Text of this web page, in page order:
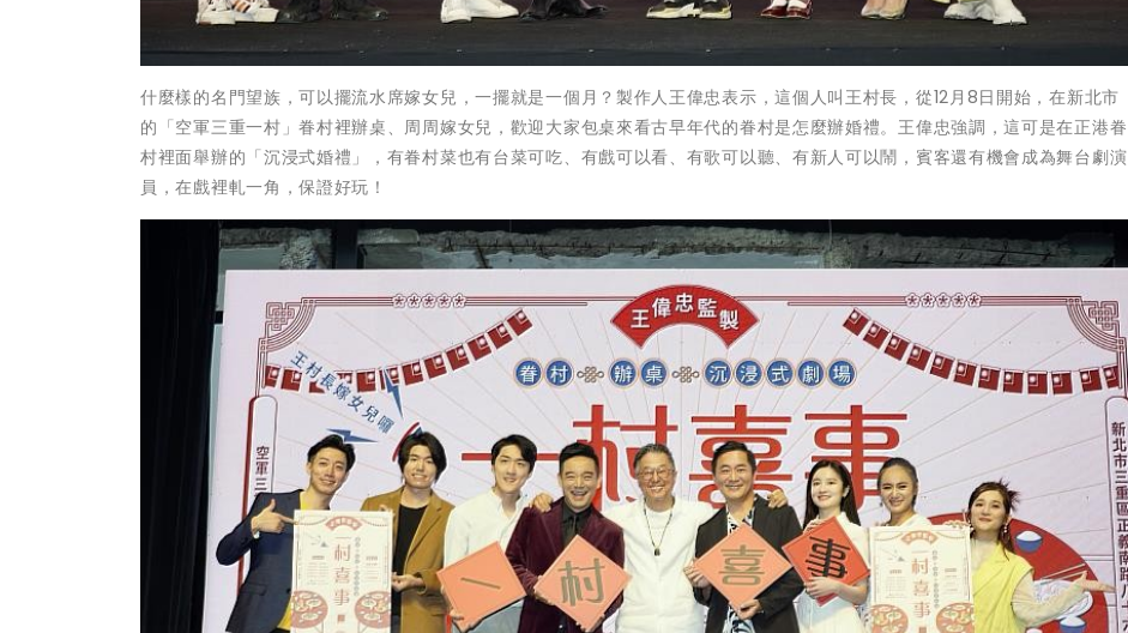
什麼樣的名門望族，可以擺流水席嫁女兒，一擺就是一個月？製作人王偉忠表示，這個人叫王村長，從12月8日開始，在新北市
的「空軍三重一村」眷村裡辦桌、周周嫁女兒，歡迎大家包桌來看古早年代的眷村是怎麼辦婚禮。王偉忠強調，這可是在正港眷
村裡面舉辦的「沉浸式婚禮」，有眷村菜也有台菜可吃、有戲可以看、有歌可以聽、有新人可以鬧，賓客還有機會成為舞台劇演
員，在戲裡軋一角，保證好玩！